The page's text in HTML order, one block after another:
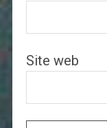
Site web